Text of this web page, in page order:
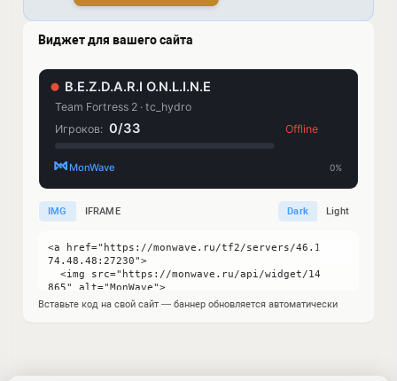
Виджет для вашего сайта
IMG IFRAME Dark Light
Вставьте код на свой сайт — баннер обновляется автоматически